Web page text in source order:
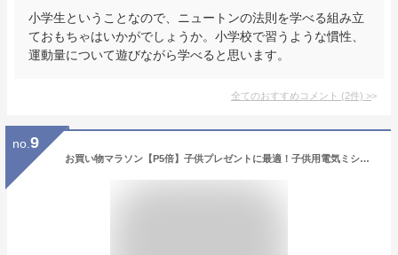
小学生ということなので、ニュートンの法則を学べる組み立
ておもちゃはいかがでしょうか。小学校で習うような慣性、
運動量について遊びながら学べると思います。
全てのおすすめコメント (2件) >
no. 9
お買い物マラソン【P5倍】子供プレゼントに最適！子供用電気ミシン ミニ電気ミシン おもちゃ電気ミシン ミシン ままごとミシンごっこ遊び ライト/針に安全カバー付き/定規/収納ボックス付き DIY 親子遊び 知育玩具 贈り物